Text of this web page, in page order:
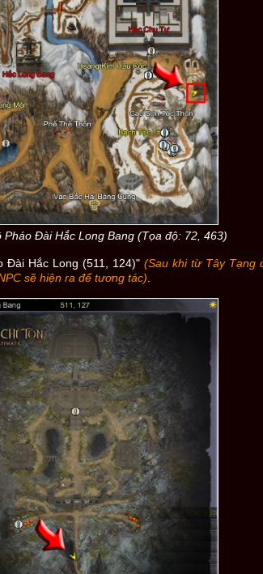
Pháo Đài Hắc Long Bang (Tọa độ: 72, 463)
Đài Hắc Long (511, 124)"(Sau khi từ Tây Tạng
sẽ hiện ra để tương tác)